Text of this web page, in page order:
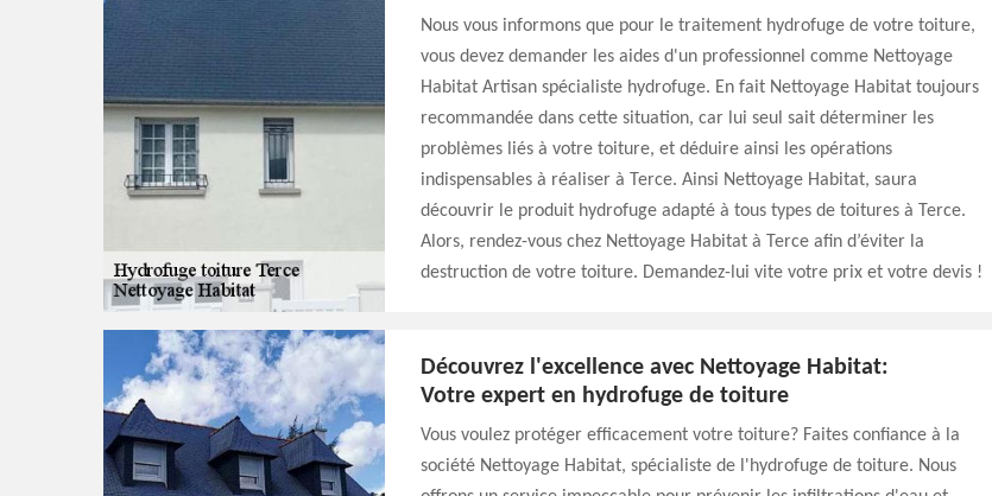
Nous vous informons que pour le traitement hydrofuge de votre toiture,
vous devez demander les aides d'un professionnel comme Nettoyage
Habitat Artisan spécialiste hydrofuge. En fait Nettoyage Habitat toujours
recommandée dans cette situation, car lui seul sait déterminer les
problèmes liés à votre toiture, et déduire ainsi les opérations
indispensables à réaliser à Terce. Ainsi Nettoyage Habitat, saura
découvrir le produit hydrofuge adapté à tous types de toitures à Terce.
Alors, rendez-vous chez Nettoyage Habitat à Terce afin d’éviter la
destruction de votre toiture. Demandez-lui vite votre prix et votre devis !
Découvrez l'excellence avec Nettoyage Habitat:
Votre expert en hydrofuge de toiture
Vous voulez protéger efficacement votre toiture? Faites confiance à la
société Nettoyage Habitat, spécialiste de l'hydrofuge de toiture. Nous